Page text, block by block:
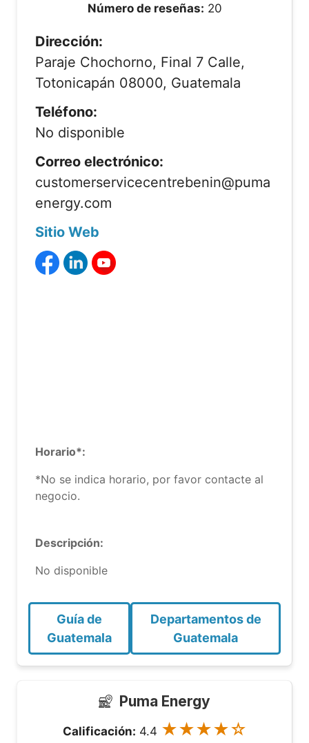
Número de reseñas: 20
Dirección:
Paraje Chochorno, Final 7 Calle,
Totonicapán 08000, Guatemala
Teléfono:
No disponible
Correo electrónico:
customerservicecentrebenin@puma
energy.com
Sitio Web
Horario*:
*No se indica horario, por favor contacte al
negocio.
Descripción:
No disponible
Guía de
Guatemala
Departamentos de
Guatemala
Puma Energy
Calificación: 4.4 ★★★★☆